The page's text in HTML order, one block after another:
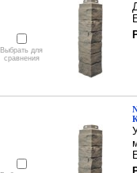
Выбрать для
сравнения